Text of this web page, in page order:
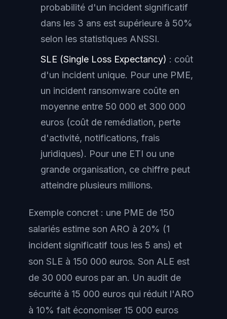
probabilité d'un incident significatif
dans les 3 ans est supérieure à 50%
selon les statistiques ANSSI.
SLE (Single Loss Expectancy) : coût
d'un incident unique. Pour une PME,
un incident ransomware coûte en
moyenne entre 50 000 et 300 000
euros (coût de remédiation, perte
d'activité, notifications, frais
juridiques). Pour une ETI ou une
grande organisation, ce chiffre peut
atteindre plusieurs millions.
Exemple concret : une PME de 150
salariés estime son ARO à 20% (1
incident significatif tous les 5 ans) et
son SLE à 150 000 euros. Son ALE est
de 30 000 euros par an. Un audit de
sécurité à 15 000 euros qui réduit l'ARO
à 10% fait économiser 15 000 euros